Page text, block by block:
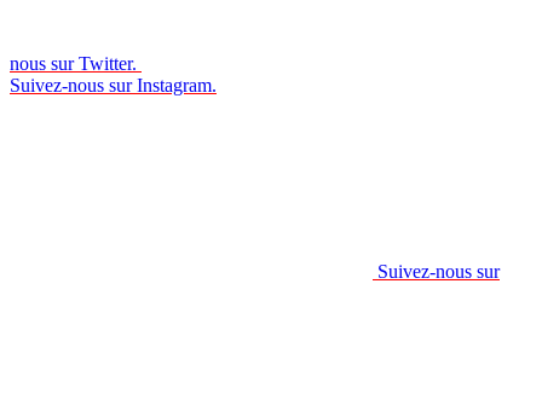
nous sur Twitter.
Suivez-nous sur Instagram.
Suivez-nous sur